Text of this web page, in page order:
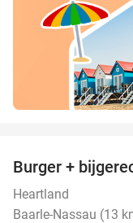
Burger +
Heartland
Baarle-Nassau (13